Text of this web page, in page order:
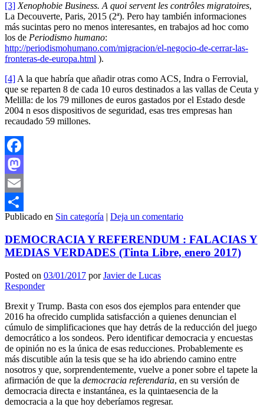
[3] Xenophobie Business. A quoi servent les contrôles migratoires,
La Decouverte, Paris, 2015 (2ª). Pero hay también informaciones
más sucintas pero no menos interesantes, en trabajos ad hoc como
los de Periodismo humano:
http://periodismohumano.com/migracion/el-negocio-de-cerrar-las-
fronteras-de-europa.html ).
[4] A la que habría que añadir otras como ACS, Indra o Ferrovial,
que se reparten 8 de cada 10 euros destinados a las vallas de Ceuta y
Melilla: de los 79 millones de euros gastados por el Estado desde
2004 n esos dispositivos de seguridad, esas tres empresas han
recaudado 59 millones.
Facebook
Mastodon
Email
Compartir
Publicado en Sin categoría | Deja un comentario
DEMOCRACIA Y REFERENDUM : FALACIAS Y
MEDIAS VERDADES (Tinta Libre, enero 2017)
Posted on 03/01/2017 porJavier de Lucas
Responder
Brexit y Trump. Basta con esos dos ejemplos para entender que
2016 ha ofrecido cumplida satisfacción a quienes denuncian el
cúmulo de simplificaciones que hay detrás de la reducción del juego
democrático a los sondeos. Pero identificar democracia y encuestas
de opinión no es la única de esas reducciones. Probablemente es
más discutible aún la tesis que se ha ido abriendo camino entre
nosotros y que, sorprendentemente, vuelve a poner sobre el tapete la
afirmación de que la democracia referendaria, en su versión de
democracia directa e instantánea, es la quintaesencia de la
democracia a la que hoy deberíamos regresar.